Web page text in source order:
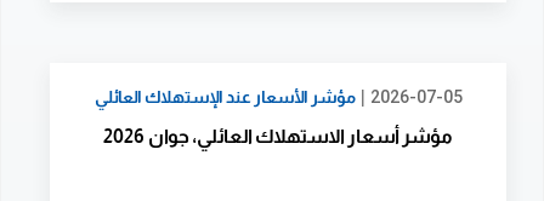
2026-07-05
|مؤشر الأسعار عند الإستهلاك العائلي
مؤشر أسعار الاستهلاك العائلي، جوان 2026